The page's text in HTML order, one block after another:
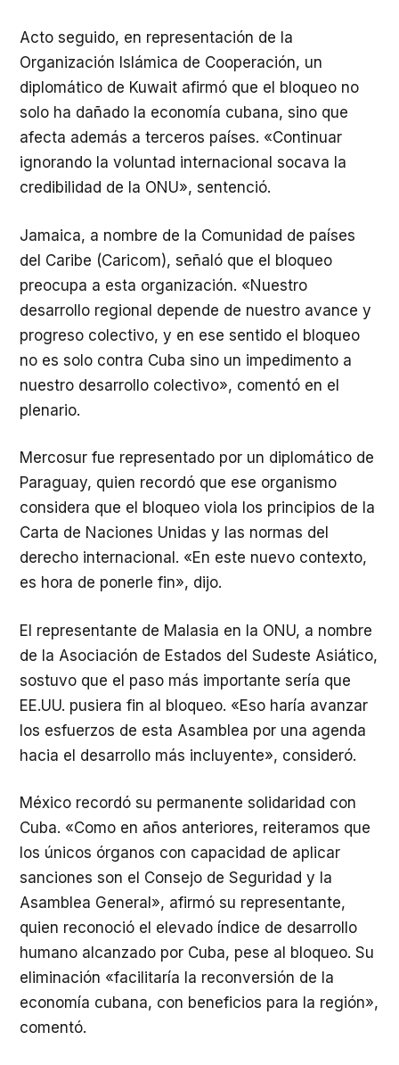
Acto seguido, en representación de la
Organización Islámica de Cooperación, un
diplomático de Kuwait afirmó que el bloqueo no
solo ha dañado la economía cubana, sino que
afecta además a terceros países. «Continuar
ignorando la voluntad internacional socava la
credibilidad de la ONU», sentenció.
Jamaica, a nombre de la Comunidad de países
del Caribe (Caricom), señaló que el bloqueo
preocupa a esta organización. «Nuestro
desarrollo regional depende de nuestro avance y
progreso colectivo, y en ese sentido el bloqueo
no es solo contra Cuba sino un impedimento a
nuestro desarrollo colectivo», comentó en el
plenario.
Mercosur fue representado por un diplomático de
Paraguay, quien recordó que ese organismo
considera que el bloqueo viola los principios de la
Carta de Naciones Unidas y las normas del
derecho internacional. «En este nuevo contexto,
es hora de ponerle fin», dijo.
El representante de Malasia en la ONU, a nombre
de la Asociación de Estados del Sudeste Asiático,
sostuvo que el paso más importante sería que
EE.UU. pusiera fin al bloqueo. «Eso haría avanzar
los esfuerzos de esta Asamblea por una agenda
hacia el desarrollo más incluyente», consideró.
México recordó su permanente solidaridad con
Cuba. «Como en años anteriores, reiteramos que
los únicos órganos con capacidad de aplicar
sanciones son el Consejo de Seguridad y la
Asamblea General», afirmó su representante,
quien reconoció el elevado índice de desarrollo
humano alcanzado por Cuba, pese al bloqueo. Su
eliminación «facilitaría la reconversión de la
economía cubana, con beneficios para la región»,
comentó.